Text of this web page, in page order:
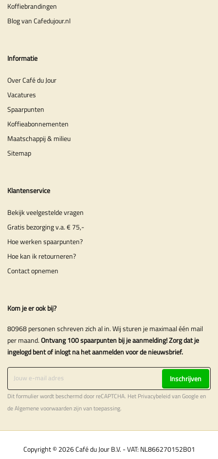
Koffiebrandingen
Blog van Cafedujour.nl
Informatie
Over Café du Jour
Vacatures
Spaarpunten
Koffieabonnementen
Maatschappij & milieu
Sitemap
Klantenservice
Bekijk veelgestelde vragen
Gratis bezorging v.a. € 75,-
Hoe werken spaarpunten?
Hoe kan ik retourneren?
Contact opnemen
Kom je er ook bij?
80968 personen schreven zich al in. Wij sturen je maximaal één mail
per maand.Ontvang 100 spaarpunten bij je aanmelding! Zorg dat je
ingelogd bent of inlogt na het aanmelden voor de nieuwsbrief.
Inschrijven
Dit formulier wordt beschermd door reCAPTCHA. Het Privacybeleidvan Google en
deAlgemene voorwaardenzijn van toepassing.
Copyright © 2026 Café du Jour B.V. - VAT: NL866270152B01